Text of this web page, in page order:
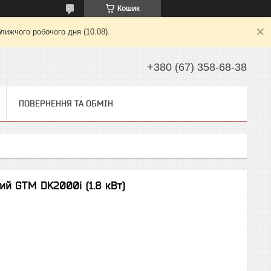
Кошик
робочого дня (10.08).
+380 (67) 358-68-38
ПОВЕРНЕННЯ ТА ОБМІН
GTM DK2000i (1.8 кВт)